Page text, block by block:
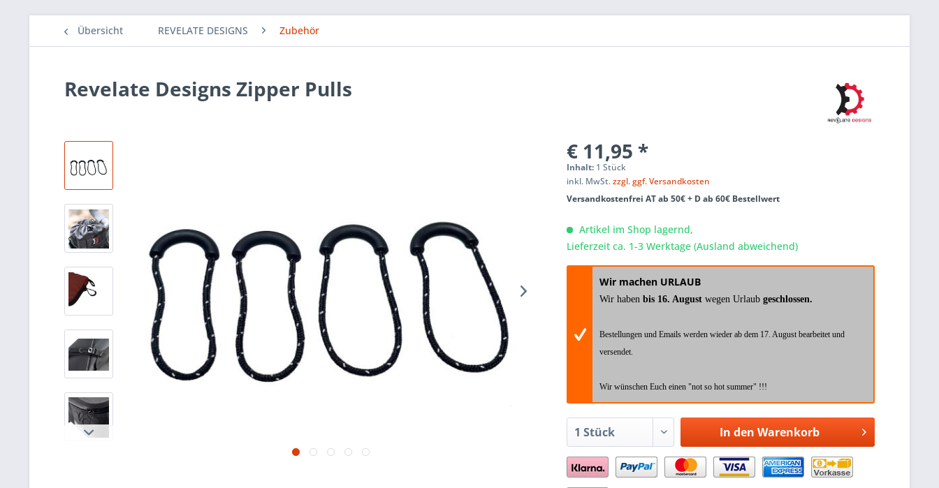
Übersicht REVELATE DESIGNS Zubehör
Revelate Designs Zipper Pulls
€ 11,95 *
Inhalt: 1 Stück
inkl. MwSt.zzgl. ggf. Versandkosten
Versandkostenfrei AT ab 50€ + D ab 60€ Bestellwert
Artikel im Shop lagernd,
Lieferzeit ca. 1-3 Werktage (Ausland abweichend)
Wir machen URLAUB
Wir habenbis 16. Augustwegen Urlaubgeschlossen.
Bestellungen und Emails werden wieder ab dem 17. August bearbeitet und
versendet.
Wir wünschen Euch einen "not so hot summer" !!!
In den Warenkorb